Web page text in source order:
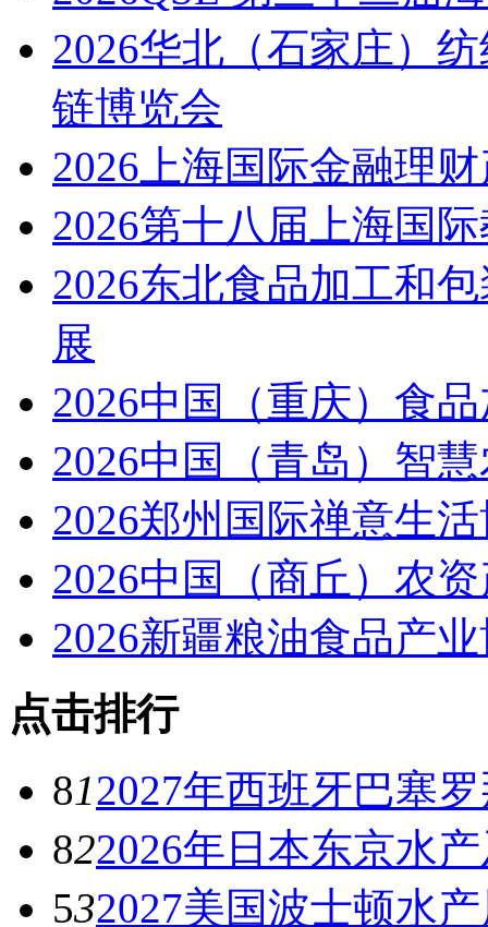
2026华北（石家庄）
链博览会
2026上海国际金融理
2026第十八届上海国
2026东北食品加工和
展
2026中国（重庆）食
2026中国（青岛）智
2026郑州国际禅意生
2026中国（商丘）农
2026新疆粮油食品产
点击排行
812027年西班牙巴塞
822026年日本东京水
532027美国波士顿水